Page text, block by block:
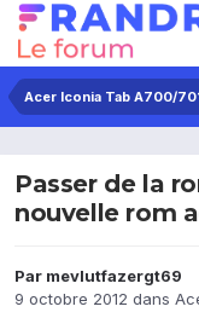
Acer Iconia Tab A700/
Passer de la
nouvelle rom
Par mevlutfazergt69
9 octobre 2012 dans